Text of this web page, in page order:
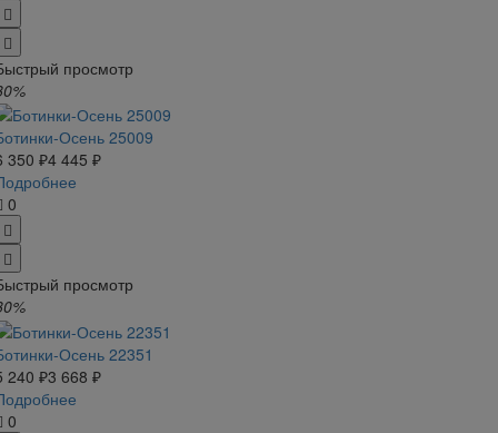
просмотр
Осень 25009
350 ₽4 445 ₽
0
просмотр
Осень 22351
240 ₽3 668 ₽
0